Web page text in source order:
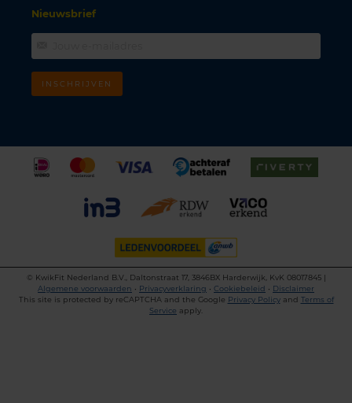
Nieuwsbrief
INSCHRIJVEN
©
KwikFit Nederland B.V., Daltonstraat 17, 3846BX Harderwijk, KvK 08017845 |
Algemene voorwaarden • Privacyverklaring • Cookiebeleid • Disclaimer
This site is protected by reCAPTCHA and the Google Privacy Policyand Terms of
Service apply.